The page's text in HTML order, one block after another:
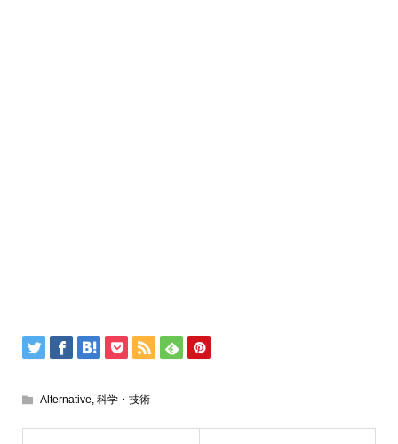
Alternative, 科学・技術